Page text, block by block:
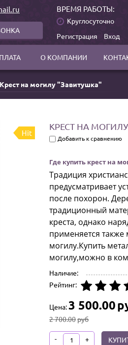
ВРЕМЯ РАБОТЫ:
Круглосуточно
Регистрация Вход
О КОМПАНИИ
на могилу "Завитушка"
Hit
КРЕСТ НА
Добавить к сравнению
Где купить крест на
Традиция
предусматривает
после похорон.
традиционный
креста, однако
применяется также
могилу.Купить
могилу,можно в
Наличие:
Рейтинг:
Цена:3 500.00
2 700.00руб
- +